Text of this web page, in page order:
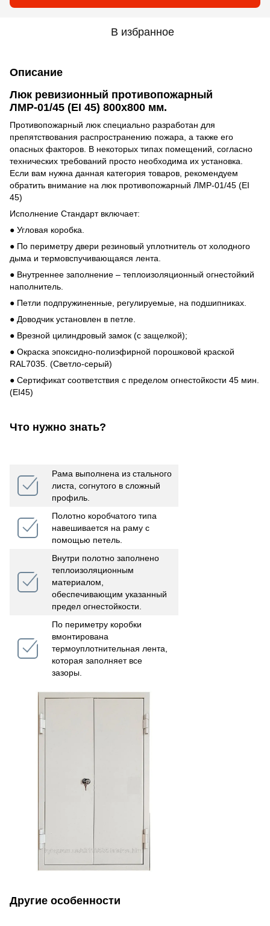
В избранное
Описание
Люк ревизионный противопожарный
ЛМР-01/45 (EI 45) 800х800 мм.
Противопожарный люк специально разработан для
препятствования распространению пожара, а также его
опасных факторов. В некоторых типах помещений, согласно
технических требований просто необходима их установка.
Если вам нужна данная категория товаров, рекомендуем
обратить внимание на люк противопожарный ЛМР-01/45 (EI
45)
Исполнение Стандарт включает:
● Угловая коробка.
● По периметру двери резиновый уплотнитель от холодного
дыма и термовспучивающаяся лента.
● Внутреннее заполнение – теплоизоляционный огнестойкий
наполнитель.
● Петли подпружиненные, регулируемые, на подшипниках.
● Доводчик установлен в петле.
● Врезной цилиндровый замок (с защелкой);
● Окраска эпоксидно-полиэфирной порошковой краской
RAL7035. (Светло-серый)
● Сертификат соответствия с пределом огнестойкости 45 мин.
(ЕІ45)
Что нужно знать?
Рама выполнена из стального
листа, согнутого в сложный
профиль.
Полотно коробчатого типа
навешивается на раму с
помощью петель.
Внутри полотно заполнено
теплоизоляционным
материалом,
обеспечивающим указанный
предел огнестойкости.
По периметру коробки
вмонтирована
термоуплотнительная лента,
которая заполняет все
зазоры.
Другие особенности